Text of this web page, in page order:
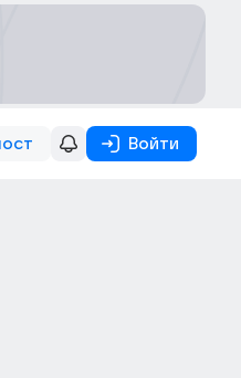
Войти